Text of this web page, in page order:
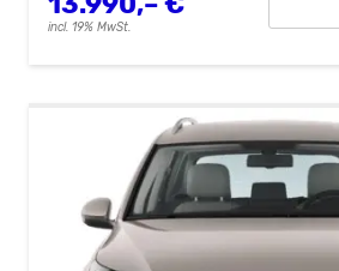
incl. 19% MwSt.